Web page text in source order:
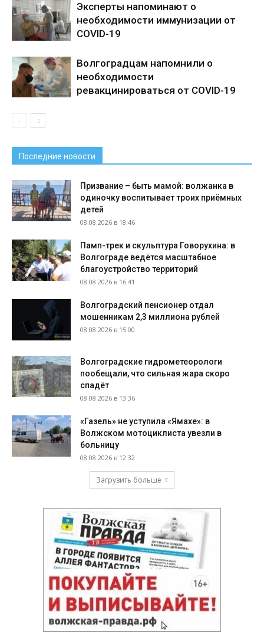
Эксперты напоминают о
необходимости иммунизации от
COVID-19
Волгоградцам напомнили о
необходимости
ревакцинироваться от COVID-19
Последние новости
Призвание – быть мамой: волжанка в
одиночку воспитывает троих приёмных
детей
08.08.2026 в 18:46
Памп-трек и скульптура Говорухина: в
Волгограде ведётся масштабное
благоустройство территорий
08.08.2026 в 16:41
Волгоградский пенсионер отдал
мошенникам 2,3 миллиона рублей
08.08.2026 в 15:00
Волгоградские гидрометеорологи
пообещали, что сильная жара скоро
спадёт
08.08.2026 в 13:36
«Газель» не уступила «Ямахе»: в
Волжском мотоциклиста увезли в
больницу
08.08.2026 в 12:32
Загрузить больше